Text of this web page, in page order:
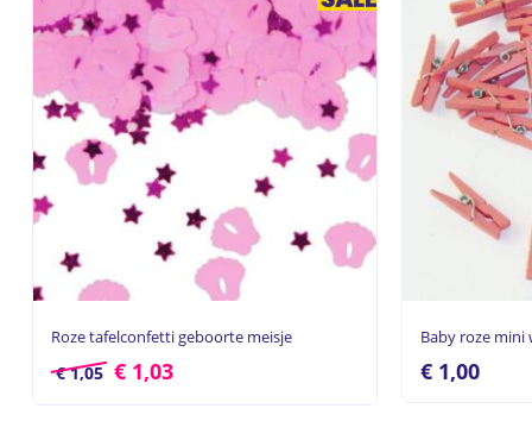
Roze tafelconfetti geboorte meisje
€1,05 € 1,03
Baby roze mini
€1,00